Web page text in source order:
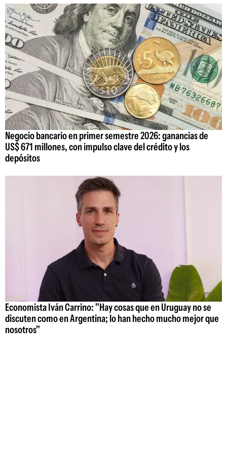
Negocio bancario en primer semestre 2026: ganancias de
US$ 671 millones, con impulso clave del crédito y los
depósitos
Economista Iván Carrino: "Hay cosas que en Uruguay no se
discuten como en Argentina; lo han hecho mucho mejor que
nosotros"